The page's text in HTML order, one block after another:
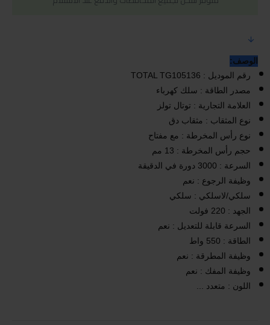
الوصف:
رقم الموديل : TOTAL TG105136
مصدر الطاقة : سلك كهرباء
العلامة التجارية : توتال تولز
نوع المثقاب : مثقاب دق
نوع رأس المخرطة : مع مفتاح
حجم رأس المخرطة : 13 مم
السرعة : 3000 دورة في الدقيقة
وظيفة الرجوع : نعم
سلكي/لاسلكي : سلكي
الجهد : 220 فولت
السرعة قابلة للتعديل : نعم
الطاقة : 550 واط
وظيفة المطرقة : نعم
وظيفة المفك : نعم
اللون : متعدد ...